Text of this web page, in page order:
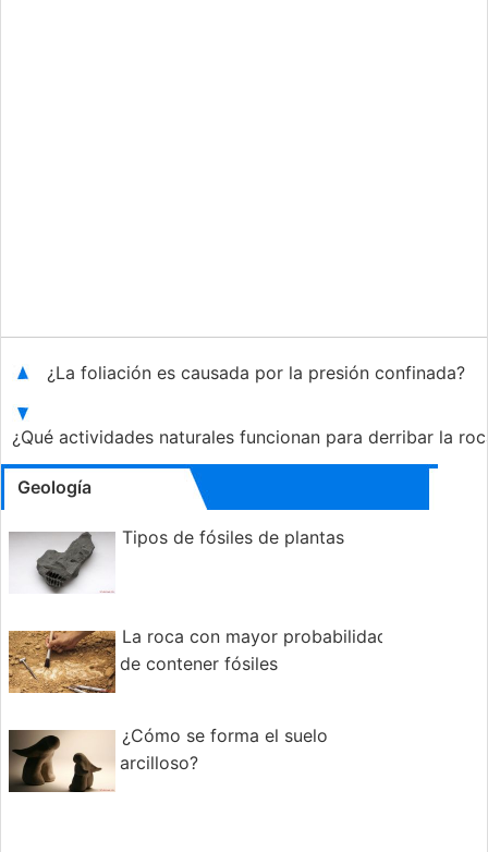
¿La foliación es causada por la presión confinada?
¿Qué actividades naturales funcionan para derribar la
Geología
Tipos de fósiles de plantas
La roca con mayor probabilidad
de contener fósiles
¿Cómo se forma el suelo
arcilloso?